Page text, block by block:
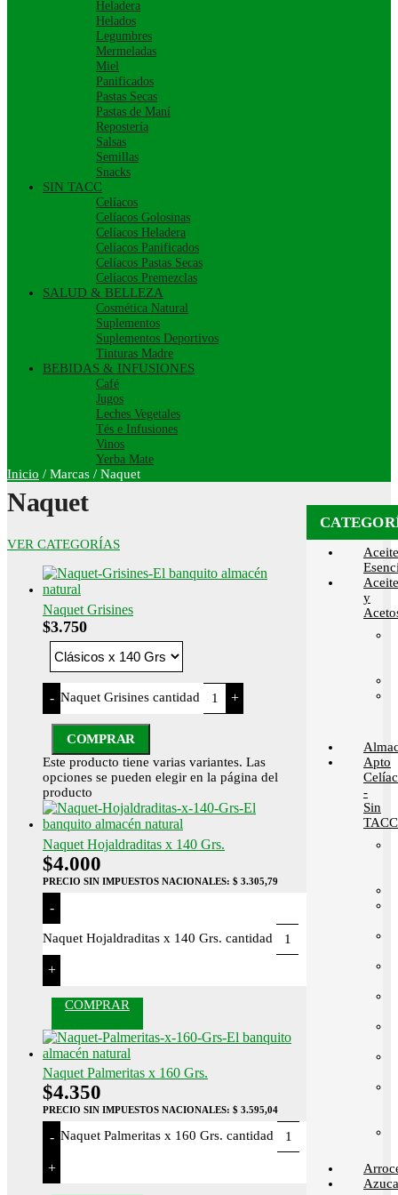
Heladera
Helados
Legumbres
Mermeladas
Miel
Panificados
Pastas Secas
Pastas de Maní
Repostería
Salsas
Semillas
Snacks
SIN TACC
Celíacos
Celíacos Golosinas
Celíacos Heladera
Celíacos Panificados
Celíacos Pastas Secas
Celíacos Premezclas
SALUD & BELLEZA
Cosmética Natural
Suplementos
Suplementos Deportivos
Tinturas Madre
BEBIDAS & INFUSIONES
Café
Jugos
Leches Vegetales
Tés e Infusiones
Vinos
Yerba Mate
Inicio / Marcas / Naquet
Naquet
VER CATEGORÍAS
Naquet Grisines
$3.750
- Naquet Grisines cantidad +
COMPRAR
Este producto tiene varias variantes. Las
opciones se pueden elegir en la página del
producto
Naquet Hojaldraditas x 140 Grs.
$4.000
PRECIO SIN IMPUESTOS NACIONALES: $ 3.305,79
-
Naquet Hojaldraditas x 140 Grs. cantidad
+
COMPRAR
Naquet Palmeritas x 160 Grs.
$4.350
PRECIO SIN IMPUESTOS NACIONALES: $ 3.595,04
- Naquet Palmeritas x 160 Grs. cantidad
+
y
Apto
-
Sin
TACC